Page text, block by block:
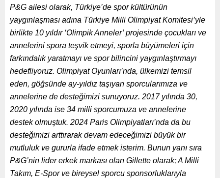
P&G ailesi olarak, Türkiye’de spor kültürünün
yaygınlaşması adına Türkiye Milli Olimpiyat Komitesi’yle
birlikte 10 yıldır ‘Olimpik Anneler’ projesinde çocukları ve
annelerini spora teşvik etmeyi, sporla büyümeleri için
farkındalık yaratmayı ve spor bilincini yaygınlaştırmayı
hedefliyoruz. Olimpiyat Oyunları’nda, ülkemizi temsil
eden, göğsünde ay-yıldız taşıyan sporcularımıza ve
annelerine de desteğimizi sunuyoruz. 2017 yılında 30,
2020 yılında ise 34 milli sporcumuza ve annelerine
destek olmuştuk. 2024 Paris Olimpiyatları’nda da bu
desteğimizi arttırarak devam edeceğimizi büyük bir
mutluluk ve gururla ifade etmek isterim. Bunun yanı sıra
P&G’nin lider erkek markası olan Gillette olarak; A Milli
Takım, E-Spor ve bireysel sporcu sponsorluklarıyla